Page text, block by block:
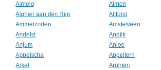
Almelo Almen
Alphen aan den Rijn Altforst
Ammerzoden Amstelveen
Andelst Andijk
Anjum Anloo
Appelscha Appeltern
Arkel Arnhem